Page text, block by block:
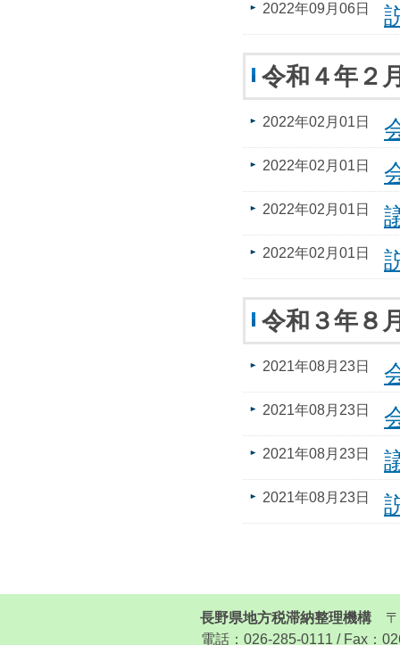
2022年09月06日
令和４年２
2022年02月01日
2022年02月01日
2022年02月01日
2022年02月01日
令和３年８
2021年08月23日
2021年08月23日
2021年08月23日
2021年08月23日
長野県地方税滞納整理機構 〒
電話：026-285-0111 / Fax：